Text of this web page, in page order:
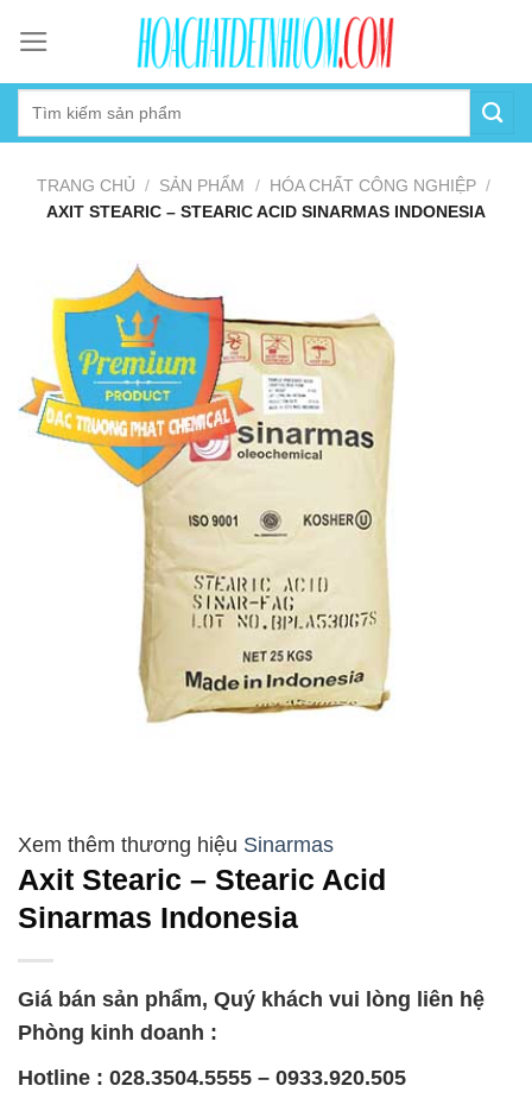
content
TRANG CHỦ / SẢN PHẨM / HÓA CHẤT CÔNG NGHIỆP /
AXIT STEARIC – STEARIC ACID SINARMAS INDONESIA
Sinarmas
Axit Stearic – Stearic Acid
Sinarmas Indonesia
Giá bán sản phẩm, Quý khách vui lòng liên hệ
Phòng kinh doanh :
Hotline : 028.3504.5555 – 0933.920.505